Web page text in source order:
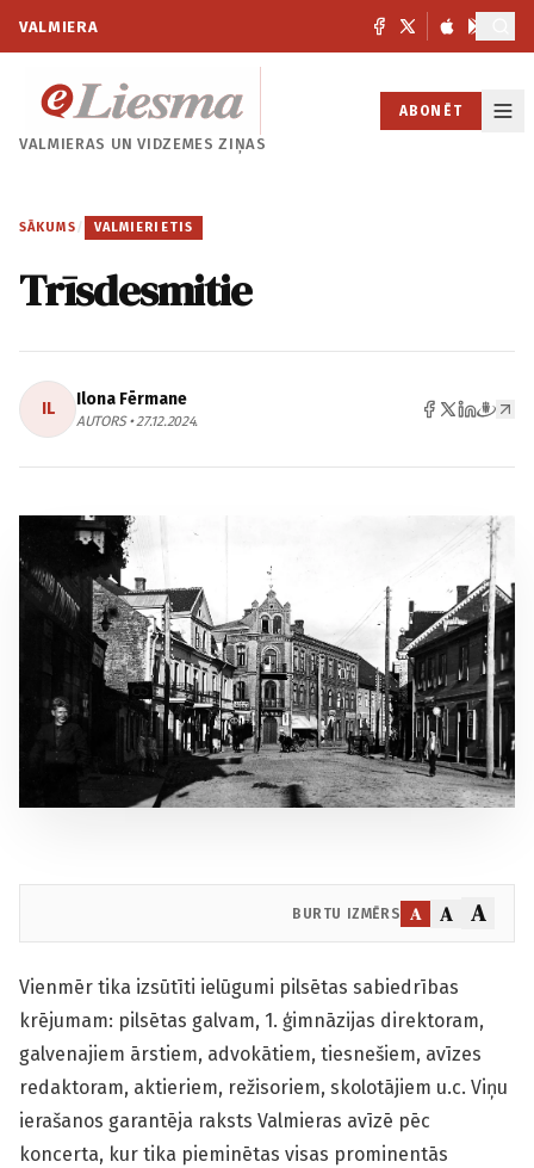
VALMIERA
VALMIERAS UNVIDZEMES ZIŅAS
ABONĒT
SĀKUMS / VALMIERIETIS
Trīsdesmitie
IL Ilona Fērmane
AUTORS • 27.12.2024.
BURTU IZMĒRS A A A
Vienmēr tika izsūtīti ielūgumi pilsētas sabiedrības
krējumam: pilsētas galvam, 1. ģimnāzijas direktoram,
galvenajiem ārstiem, advokātiem, tiesnešiem, avīzes
redaktoram, aktieriem, režisoriem, skolotājiem u.c. Viņu
ierašanos garantēja raksts Valmieras avīzē pēc
koncerta, kur tika pieminētas visas prominentās